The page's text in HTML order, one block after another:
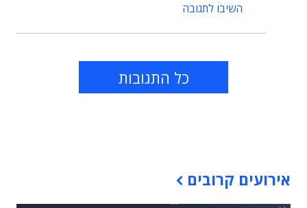
השיבו לתגובה
כל התגובות
אירועים קרובים